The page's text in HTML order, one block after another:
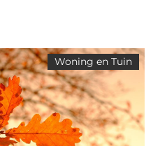
Woning en Tuin